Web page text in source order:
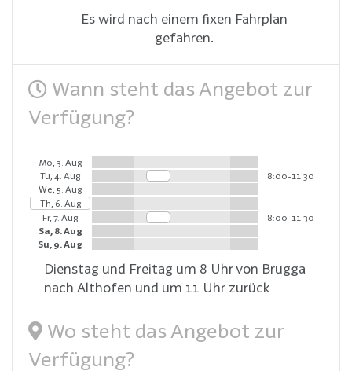
Es wird nach einem fixen Fahrplan
gefahren.
Wann steht das Angebot zur
Verfügung?
Mo, 3. Aug
Tu, 4. Aug
8:00-11:30
We, 5. Aug
Th, 6. Aug
Fr, 7. Aug
8:00-11:30
Sa, 8. Aug
Su, 9. Aug
Dienstag und Freitag um 8 Uhr von Brugga
nach Althofen und um 11 Uhr zurück
Wo steht das Angebot zur
Verfügung?